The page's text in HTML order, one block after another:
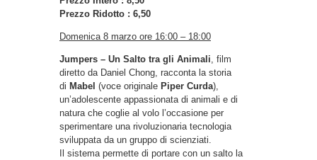
Prezzo Ridotto : 6,50
Domenica 8 marzo ore 16:00 – 18:00
Jumpers – Un Salto tra gli Animali, film
diretto da Daniel Chong, racconta la storia
di Mabel (voce originale Piper Curda),
un’adolescente appassionata di animali e di
natura che coglie al volo l’occasione per
sperimentare una rivoluzionaria tecnologia
sviluppata da un gruppo di scienziati.
Il sistema permette di portare con un salto la